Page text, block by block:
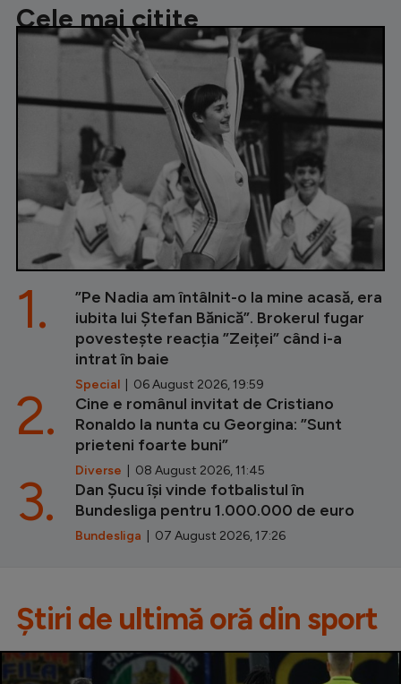
Cele mai citite
”Pe Nadia am întâlnit-o la mine acasă, era
iubita lui Ștefan Bănică”. Brokerul fugar
povestește reacția ”Zeiței” când i-a
intrat în baie
Special | 06 August 2026, 19:59
1.
Cine e românul invitat de Cristiano
Ronaldo la nunta cu Georgina: ”Sunt
prieteni foarte buni”
Diverse | 08 August 2026, 11:45
2.
Dan Șucu își vinde fotbalistul în
Bundesliga pentru 1.000.000 de euro
Bundesliga | 07 August 2026, 17:26
3.
Știri de ultimă oră din sport